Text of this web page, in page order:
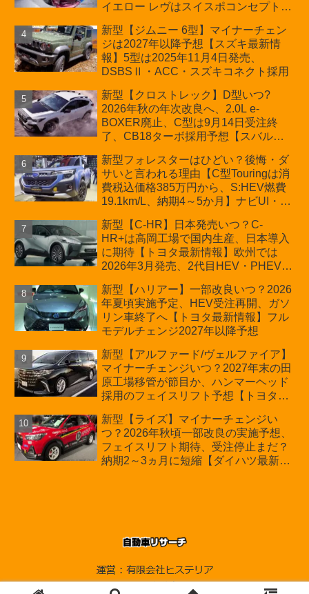
イエロー レヴはスイスポコンセプト
プが争点【スズキ最新情報】特別仕様
車「ZC33S Final Edition」終了
新型【ジムニー 6型】マイナーチェン
ジは2027年以降予想【スズキ最新情
報】5型は2025年11月4日発売、
DSBSⅡ・ACC・スズキコネクト採用
新型【クロストレック】D型いつ?
2026年秋の年次改良へ、2.0L e-
BOXER廃止、C型は9月14日受注終
了、CB18ターボ採用予想【スバル最
新型フォレスターはひどい？後悔・ダ
サいと言われる理由【C型Touringは消
費税込価格385万円から、S:HEV燃費
19.1km/L、納期4～5か月】ナビUI・冬
カーオブザイヤーとJNCAP大賞受賞後
も残る注意点
新型【C-HR】日本発売いつ？C-
HR+は高岡工場で国内生産、日本導入
に期待【トヨタ最新情報】欧州では
2026年3月発売、2代目HEV・PHEVは
新型【ハリアー】一部改良いつ？2026
年夏頃実施予定、HEV受注再開、ガソ
リン車終了へ【トヨタ最新情報】フル
モデルチェンジ2027年以降予想
新型【アルファード/ヴェルファイア】
マイナーチェンジいつ？2027年末の田
原工場移管が節目か、ハンマーヘッド
採用のフェイスリフト予想【トヨタ最
費税込価格559万9000円から
新型【ライズ】マイナーチェンジい
つ？2026年秋頃一部改良の実施予想、
フェイスリフト期待、受注停止まだ？
納期2～3ヵ月に短縮【ダイハツ最新情
© 2010-2026 自動車リサーチ.